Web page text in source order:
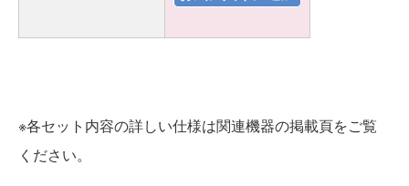
※各セット内容の詳しい仕様は関連機器の掲載頁をご覧
ください。